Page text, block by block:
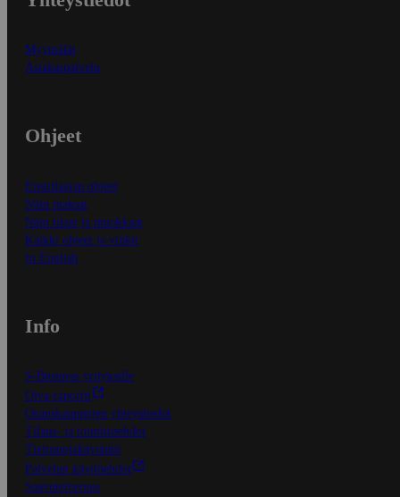
Myymälät
Asiakaspalvelu
Ohjeet
Ensitilaajan ohjeet
Näin maksat
Näin tilaat ja muokkaat
Kaikki ohjeet ja vinkit
In English
Info
S-Business yrityksille
Oiva-raportit
Osuuskauppojen yhteystiedot
Tilaus- ja toimitusehdot
Tietosuojakäytäntö
Palvelun käyttöehdot
Saavutettavuus